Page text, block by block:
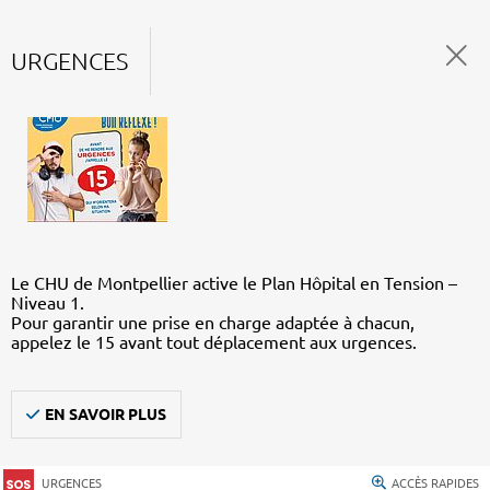
URGENCES
Le CHU de Montpellier active le Plan Hôpital en Tension –
Niveau 1.
Pour garantir une prise en charge adaptée à chacun,
appelez le 15 avant tout déplacement aux urgences.
EN SAVOIR PLUS
URGENCES ACCÈS RAPIDES